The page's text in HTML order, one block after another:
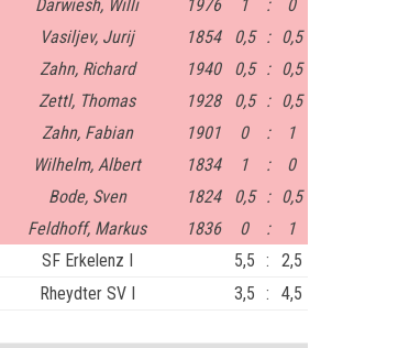
Darwiesh, Willi 1976 1 :
0
Vasiljev, Jurij 1854 0,5 :
0,5
Zahn, Richard 1940 0,5 :
0,5
Zettl, Thomas 1928 0,5 :
0,5
Zahn, Fabian 1901 0 :
1
Wilhelm, Albert 1834 1 :
0
Bode, Sven 1824 0,5 :
0,5
Feldhoff, Markus 1836 0 :
1
SF Erkelenz I 5,5 :
2,5
Rheydter SV I 3,5 : 4,5